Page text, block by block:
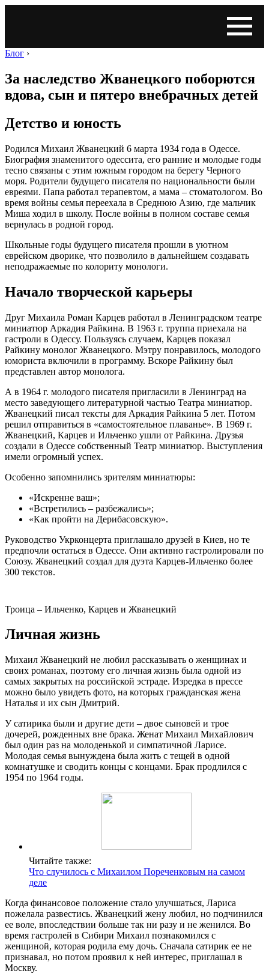
Блог ›
За наследство Жванецкого поборются
вдова, сын и пятеро внебрачных детей
Детство и юность
Родился Михаил Жванецкий 6 марта 1934 года в Одессе.
Биография знаменитого одессита, его ранние и молодые годы
тесно связаны с этим южным городом на берегу Черного
моря. Родители будущего писателя по национальности были
евреями. Папа работал терапевтом, а мама – стоматологом. Во
время войны семья переехала в Среднюю Азию, где мальчик
Миша ходил в школу. После войны в полном составе семья
вернулась в родной город.
Школьные годы будущего писателя прошли в уютном
еврейском дворике, что позволило в дальнейшем создавать
неподражаемые по колориту монологи.
Начало творческой карьеры
Друг Михаила Роман Карцев работал в Ленинградском театре
миниатюр Аркадия Райкина. В 1963 г. труппа приехала на
гастроли в Одессу. Пользуясь случаем, Карцев показал
Райкину монолог Жванецкого. Мэтру понравилось, молодого
юмориста включили в программу. Вскоре Райкину был
представлен автор монолога.
А в 1964 г. молодого писателя пригласили в Ленинград на
место заведующего литературной частью Театра миниатюр.
Жванецкий писал тексты для Аркадия Райкина 5 лет. Потом
решил отправиться в «самостоятельное плаванье». В 1969 г.
Жванецкий, Карцев и Ильченко ушли от Райкина. Друзья
создали в Одессе собственный Театр миниатюр. Выступления
имели огромный успех.
Особенно запомнились зрителям миниатюры:
«Искренне ваш»;
«Встретились – разбежались»;
«Как пройти на Дерибасовскую».
Руководство Укрконцерта приглашало друзей в Киев, но те
предпочли остаться в Одессе. Они активно гастролировали по
Союзу. Жванецкий создал для дуэта Карцев-Ильченко более
300 текстов.
Троица – Ильченко, Карцев и Жванецкий
Личная жизнь
Михаил Жванецкий не любил рассказывать о женщинах и
своих романах, поэтому его личная жизнь была одной из
самых закрытых на российской эстраде. Изредка в прессе
можно было увидеть фото, на которых гражданская жена
Наталья и их сын Дмитрий.
У сатирика были и другие дети – двое сыновей и трое
дочерей, рожденных вне брака. Женат Михаил Михайлович
был один раз на молоденькой и симпатичной Ларисе.
Молодая семья вынуждена была жить с тещей в одной
комнатушке и сводить концы с концами. Брак продлился с
1954 по 1964 годы.
Читайте также:
Что случилось с Михаилом Пореченковым на самом
деле
Когда финансовое положение стало улучшаться, Лариса
пожелала развестись. Жванецкий жену любил, но подчинился
ее воле, впоследствии больше так ни разу и не женился. Во
время гастролей в Сибири Михаил познакомился с
женщиной, которая родила ему дочь. Сначала сатирик ее не
признавал, но потом проявил к ней интерес, приглашал в
Москву.